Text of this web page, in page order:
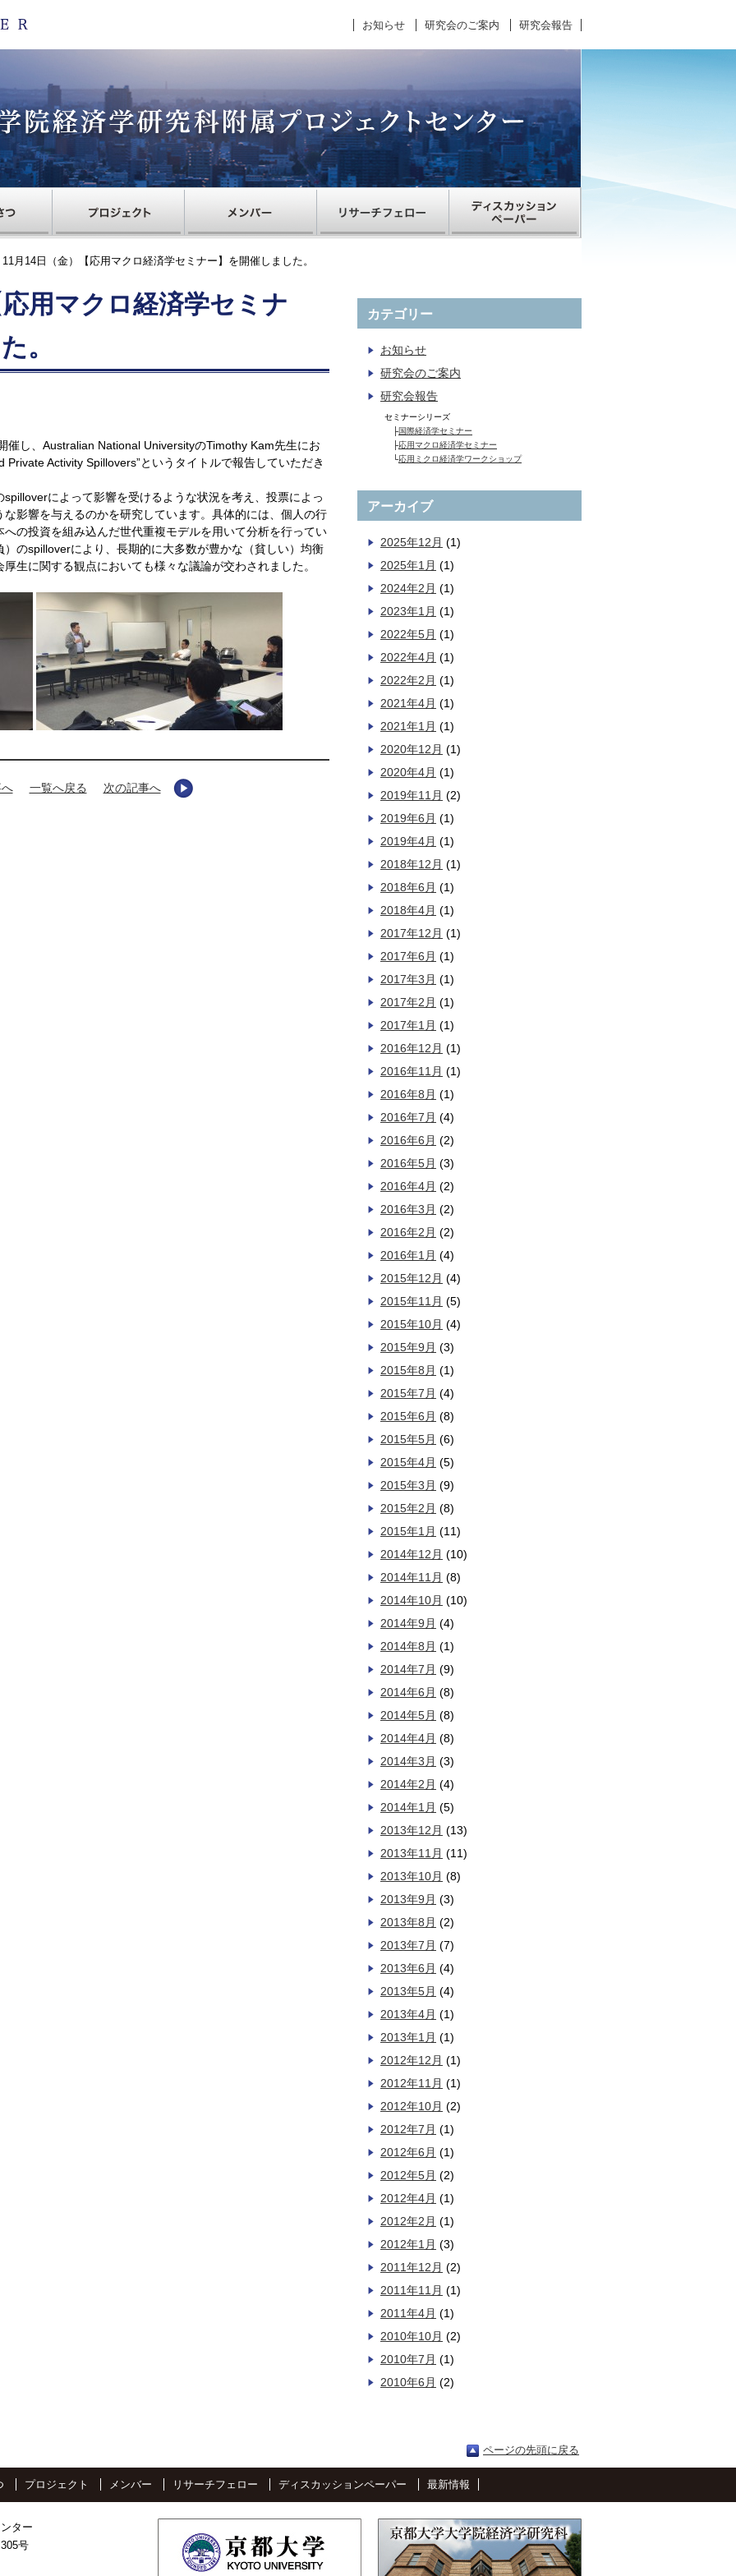
お知らせ 研究会のご案内 研究会報告
月14日（金）【応用マクロ経済学セミナー】を開催しました。
用マクロ経済学セミナ
。
催し、Australian National UniversityのTimothy Kam先生にお
Activity Spillovers”というタイトルで報告していただき
によって影響を受けるような状況を考え、投票によっ
影響を与えるのかを研究しています。具体的には、個人の行
の投資を組み込んだ世代重複モデルを用いて分析を行ってい
のspilloverにより、長期的に大多数が豊かな（貧しい）均衡
生に関する観点においても様々な議論が交わされました。
一覧へ戻る 次の記事へ
カテゴリー
お知らせ
研究会のご案内
研究会報告
セミナーシリーズ
├国際経済学セミナー
├応用マクロ経済学セミナー
└応用ミクロ経済学ワークショップ
アーカイブ
2025年12月 (1)
2025年1月 (1)
2024年2月 (1)
2023年1月 (1)
2022年5月 (1)
2022年4月 (1)
2022年2月 (1)
2021年4月 (1)
2021年1月 (1)
2020年12月 (1)
2020年4月 (1)
2019年11月 (2)
2019年6月 (1)
2019年4月 (1)
2018年12月 (1)
2018年6月 (1)
2018年4月 (1)
2017年12月 (1)
2017年6月 (1)
2017年3月 (1)
2017年2月 (1)
2017年1月 (1)
2016年12月 (1)
2016年11月 (1)
2016年8月 (1)
2016年7月 (4)
2016年6月 (2)
2016年5月 (3)
2016年4月 (2)
2016年3月 (2)
2016年2月 (2)
2016年1月 (4)
2015年12月 (4)
2015年11月 (5)
2015年10月 (4)
2015年9月 (3)
2015年8月 (1)
2015年7月 (4)
2015年6月 (8)
2015年5月 (6)
2015年4月 (5)
2015年3月 (9)
2015年2月 (8)
2015年1月 (11)
2014年12月 (10)
2014年11月 (8)
2014年10月 (10)
2014年9月 (4)
2014年8月 (1)
2014年7月 (9)
2014年6月 (8)
2014年5月 (8)
2014年4月 (8)
2014年3月 (3)
2014年2月 (4)
2014年1月 (5)
2013年12月 (13)
2013年11月 (11)
2013年10月 (8)
2013年9月 (3)
2013年8月 (2)
2013年7月 (7)
2013年6月 (4)
2013年5月 (4)
2013年4月 (1)
2013年1月 (1)
2012年12月 (1)
2012年11月 (1)
2012年10月 (2)
2012年7月 (1)
2012年6月 (1)
2012年5月 (2)
2012年4月 (1)
2012年2月 (1)
2012年1月 (3)
2011年12月 (2)
2011年11月 (1)
2011年4月 (1)
2010年10月 (2)
2010年7月 (1)
2010年6月 (2)
ページの先頭に戻る
プロジェクト メンバー リサーチフェロー ディスカッションペーパー 最新情報
ター
号